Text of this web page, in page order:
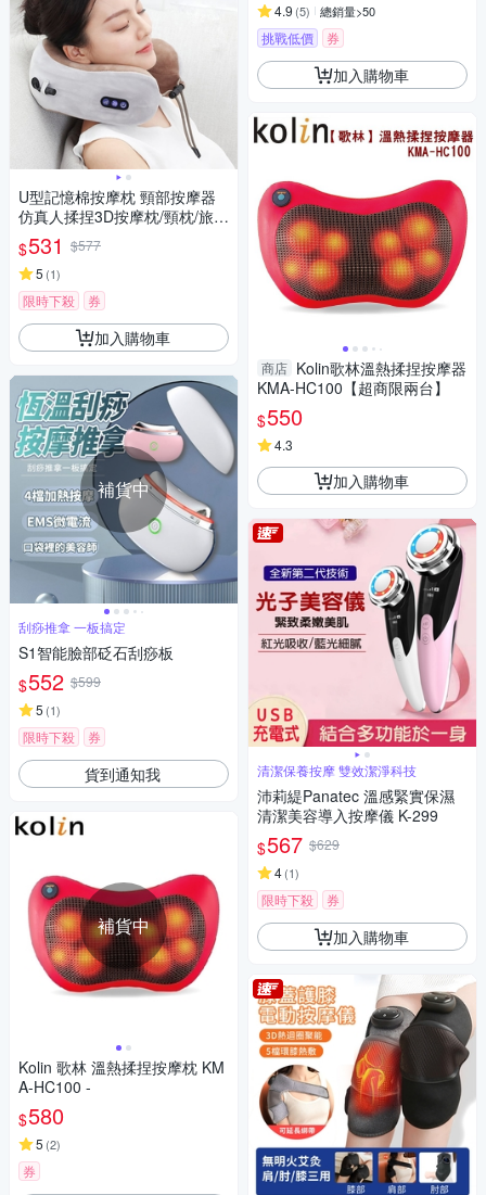
U型記憶棉按摩枕 頸部按摩器
仿真人揉捏3D按摩枕/頸枕/旅行
枕 USB充電
$531 $577
5 (1)
限時下殺 券
加入購物車
補貨中
刮痧推拿 一板搞定
S1智能臉部砭石刮痧板
$552 $599
5 (1)
限時下殺 券
貨到通知我
補貨中
Kolin 歌林 溫熱揉捏按摩枕 KM
A-HC100 -
$580
5 (2)
券
4.9 (5) 總銷量>50
挑戰低價 券
加入購物車
商店 Kolin歌林溫熱揉捏按摩器
KMA-HC100【超商限兩台】
$550
4.3
加入購物車
清潔保養按摩 雙效潔淨科技
沛莉緹Panatec 溫感緊實保濕
清潔美容導入按摩儀 K-299
$567 $629
4(1)
限時下殺 券
加入購物車